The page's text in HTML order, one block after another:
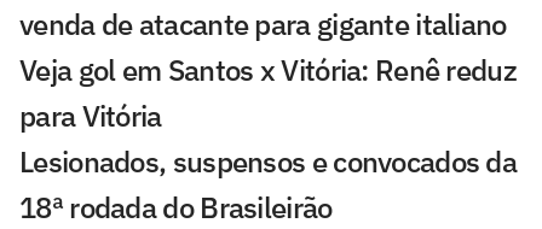
venda de atacante para gigante italiano
Veja gol em Santos x Vitória: Renê reduz
para Vitória
Lesionados, suspensos e convocados da
18ª rodada do Brasileirão